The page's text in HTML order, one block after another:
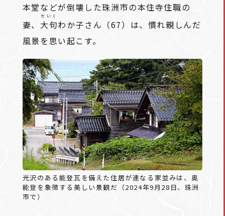
本堂などが倒壊した珠洲市の本住寺住職の
妻、 大句
だいく
わか子さん（67）は、慣れ親しんだ
風景を思い起こす。
光沢のある能登瓦を備えた住居が連なる家並みは、奥
能登を象徴する美しい景観だ（2024年9月28日、珠洲
市で）